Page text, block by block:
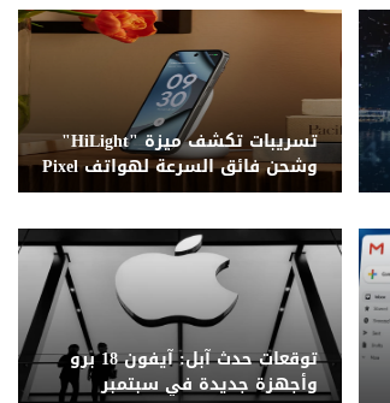
تسريبات تكشف ميزة "HiLight"
وشحن فائق السرعة لهواتف Pixel
11
توقعات حدث آبل: آيفون 18 برو
وأجهزة جديدة في سبتمبر